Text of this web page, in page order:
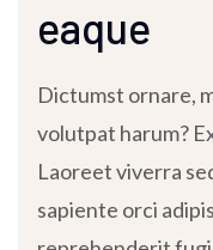
eaque
Dictumst ornare,
volutpat harum?
Laoreet viverra
sapiente orci